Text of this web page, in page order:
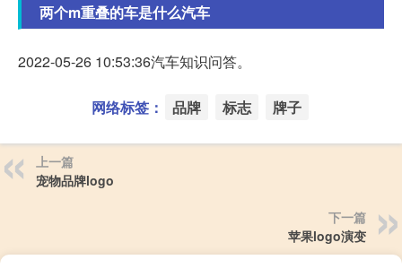
两个m重叠的车是什么汽车
2022-05-26 10:53:36汽车知识问答。
网络标签： 品牌 标志 牌子
上一篇
宠物品牌logo
下一篇
苹果logo演变